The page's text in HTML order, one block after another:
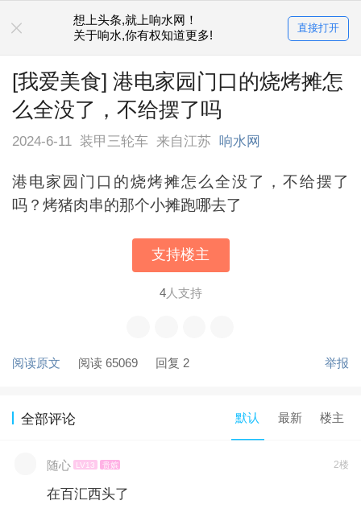
想上头条,就上响水网！
关于响水,你有权知道更多!
直接打开
[我爱美食] 港电家园门口的烧烤摊怎
么全没了，不给摆了吗
2024-6-11 装甲三轮车 来自江苏 响水网
港电家园门口的烧烤摊怎么全没了，不给摆了
吗？烤猪肉串的那个小摊跑哪去了
支持楼主
4人支持
阅读原文 阅读 65069 回复 2 举报
全部评论 默认 最新 楼主
随心 LV13 贵嫔 2楼
在百汇西头了